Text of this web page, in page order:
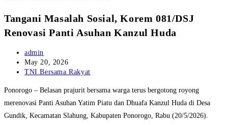
Tangani Masalah Sosial, Korem 081/DSJ
Renovasi Panti Asuhan Kanzul Huda
Post
author:
admin
Post
published:
May 20, 2026
Post
TNI Bersama Rakyat
Ponorogo – Belasan prajurit bersama warga terus bergotong royong
merenovasi Panti Asuhan Yatim Piatu dan Dhuafa Kanzul Huda di Desa
Gundik, Kecamatan Slahung, Kabupaten Ponorogo, Rabu (20/5/2026).